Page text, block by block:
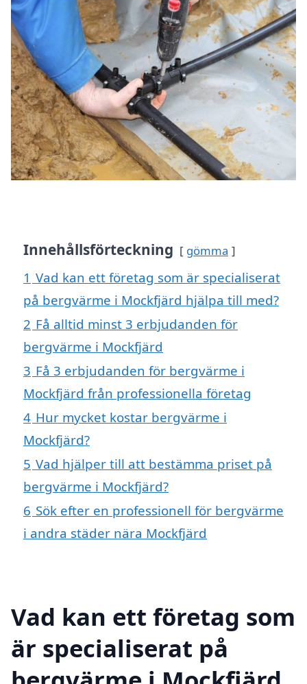
Innehållsförteckning gömma
1 Vad kan ett företag som är specialiserat
på bergvärme i Mockfjärd hjälpa till med?
2 Få alltid minst 3 erbjudanden för
bergvärme i Mockfjärd
3 Få 3 erbjudanden för bergvärme i
Mockfjärd från professionella företag
4 Hur mycket kostar bergvärme i
Mockfjärd?
5 Vad hjälper till att bestämma priset på
bergvärme i Mockfjärd?
6 Sök efter en professionell för bergvärme
i andra städer nära Mockfjärd
Vad kan ett företag som
är specialiserat på